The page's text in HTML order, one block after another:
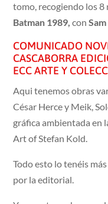
tomo, recogiendo los 8
Batman 1989, con
COMUNICADO
CASCABORRA
ECC ARTE Y
Aqui tenemos obras
César Herce y Meik,
gráfica ambientada en
Art of Stefan Kold.
Todo esto lo tenéis
por la editorial.